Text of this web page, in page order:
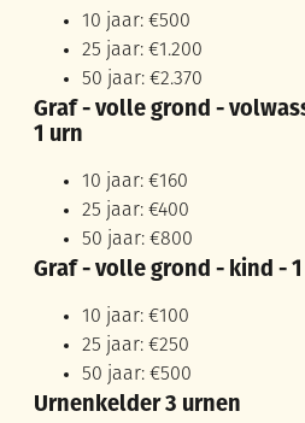
10 jaar: €500
25 jaar: €1.200
50 jaar: €2.370
Graf - volle grond -
1 urn
10 jaar: €160
25 jaar: €400
50 jaar: €800
Graf - volle grond - kind -
10 jaar: €100
25 jaar: €250
50 jaar: €500
Urnenkelder 3 urnen